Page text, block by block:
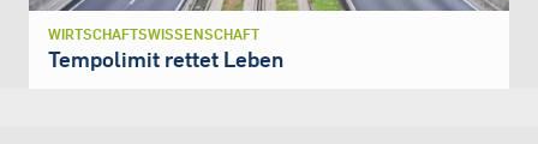
WIRTSCHAFTSWISSENSCHAFT
Tempolimit rettet Leben